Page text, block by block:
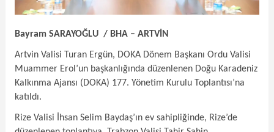
Bayram SARAYOĞLU / BHA – ARTVİN
Artvin Valisi Turan Ergün, DOKA Dönem Başkanı Ordu Valisi
Muammer Erol’un başkanlığında düzenlenen Doğu Karadeniz
Kalkınma Ajansı (DOKA) 177. Yönetim Kurulu Toplantısı’na
katıldı.
Rize Valisi İhsan Selim Baydaş’ın ev sahipliğinde, Rize’de